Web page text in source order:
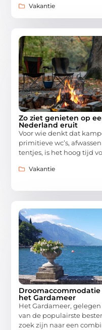
Vakantie
Zo ziet genieten op
Nederland eruit
Voor wie denkt dat
primitieve wc’s,
tentjes, is het hoog tijd
Vakantie
het Gardameer
Het Gardameer,
van de populairste
zoek zijn naar een